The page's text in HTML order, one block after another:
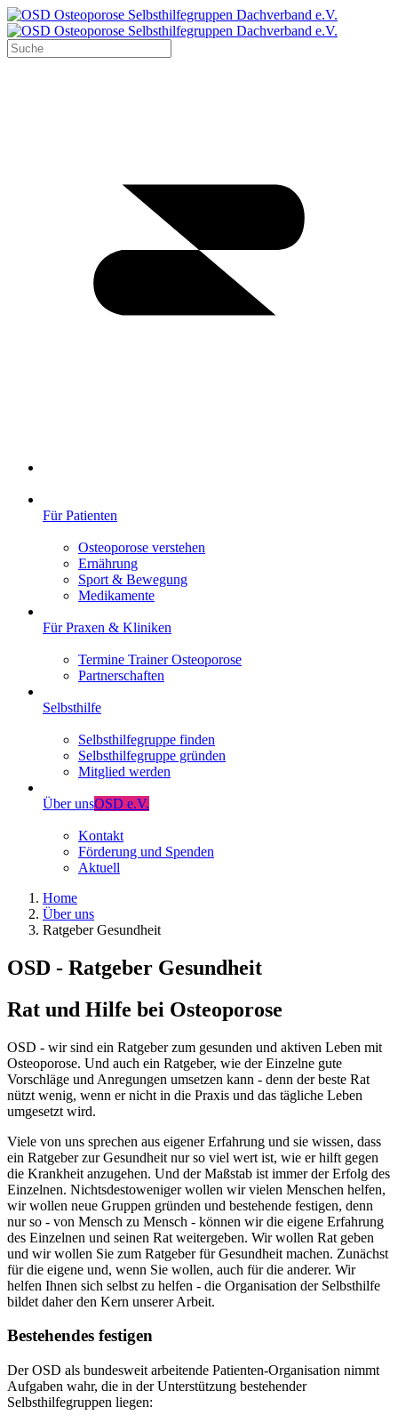
Für Patienten
Osteoporose verstehen
Ernährung
Sport & Bewegung
Medikamente
Für Praxen & Kliniken
Termine Trainer Osteoporose
Partnerschaften
Selbsthilfe
Selbsthilfegruppe finden
Selbsthilfegruppe gründen
Mitglied werden
Über unsOSD e.V.
Kontakt
Förderung und Spenden
Aktuell
Home
Über uns
Ratgeber Gesundheit
OSD - Ratgeber Gesundheit
Rat und Hilfe bei Osteoporose
OSD - wir sind ein Ratgeber zum gesunden und aktiven Leben mit
Osteoporose. Und auch ein Ratgeber, wie der Einzelne gute
Vorschläge und Anregungen umsetzen kann - denn der beste Rat
nützt wenig, wenn er nicht in die Praxis und das tägliche Leben
umgesetzt wird.
Viele von uns sprechen aus eigener Erfahrung und sie wissen, dass
ein Ratgeber zur Gesundheit nur so viel wert ist, wie er hilft gegen
die Krankheit anzugehen. Und der Maßstab ist immer der Erfolg des
Einzelnen. Nichtsdestoweniger wollen wir vielen Menschen helfen,
wir wollen neue Gruppen gründen und bestehende festigen, denn
nur so - von Mensch zu Mensch - können wir die eigene Erfahrung
des Einzelnen und seinen Rat weitergeben. Wir wollen Rat geben
und wir wollen Sie zum Ratgeber für Gesundheit machen. Zunächst
für die eigene und, wenn Sie wollen, auch für die anderer. Wir
helfen Ihnen sich selbst zu helfen - die Organisation der Selbsthilfe
bildet daher den Kern unserer Arbeit.
Bestehendes festigen
Der OSD als bundesweit arbeitende Patienten-Organisation nimmt
Aufgaben wahr, die in der Unterstützung bestehender
Selbsthilfegruppen liegen: